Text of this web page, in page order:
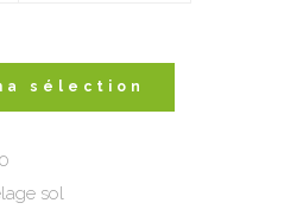
sélection
sol